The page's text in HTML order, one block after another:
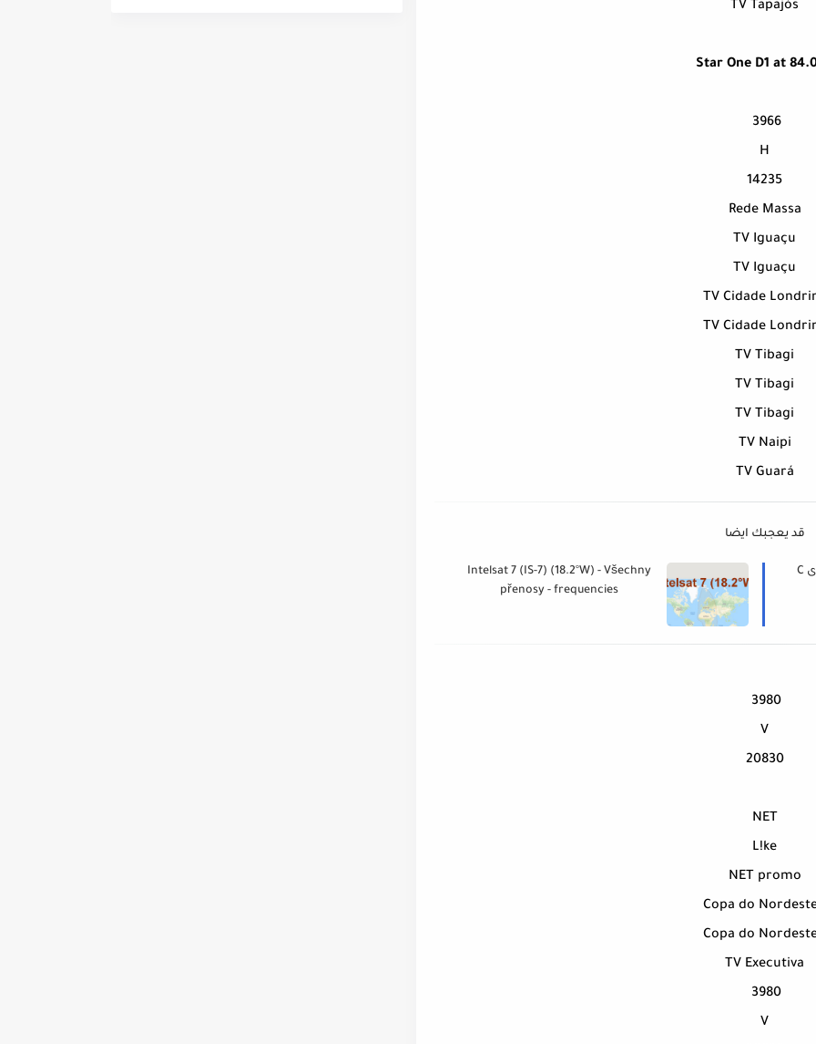
TV Tapajós
Star One D1 at
3966
H
14235
Rede Massa
TV Iguaçu
TV Iguaçu
TV Cidade
TV Cidade
TV Tibagi
TV Tibagi
TV Tibagi
TV Naipi
TV Guará
قد يعجبك ايضا
قائمة اقوى الترددات للأقمار المدى C
Intelsat 7 (IS-7) (18.2°W) - Všechny
přenosy - frequencies
3980
V
20830
NET
L!ke
NET promo
Copa do
Copa do
TV Executiva
3980
V